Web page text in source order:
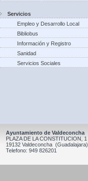
Servicios
Empleo y Desarrollo Local
Bibliobus
Información y Registro
Sanidad
Servicios Sociales
Ayuntamiento de Valdeconcha
PLAZA DE LA CONSTITUCION, 1
19132 Valdeconcha (Guadalajara)
Telefono: 949 826201